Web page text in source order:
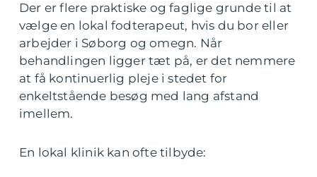
Der er flere praktiske og faglige grunde til at
vælge en lokal fodterapeut, hvis du bor eller
arbejder i Søborg og omegn. Når
behandlingen ligger tæt på, er det nemmere
at få kontinuerlig pleje i stedet for
enkeltstående besøg med lang afstand
imellem.
En lokal klinik kan ofte tilbyde: